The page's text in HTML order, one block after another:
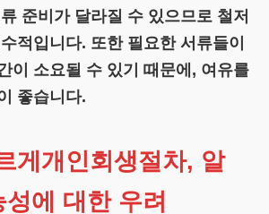
준비가 달라질 수 있으므로 철저
적입니다. 또한 필요한 서류들이
이 소요될 수 있기 때문에, 여유를
좋습니다.
게개인회생절차, 알
에 대한 우려